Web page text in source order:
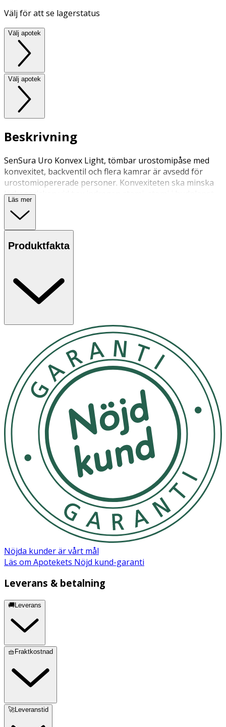
Välj för att se lagerstatus
Välj apotek
Välj apotek
Beskrivning
SenSura Uro Konvex Light, tömbar urostomipåse med
konvexitet, backventil och flera kamrar är avsedd för
urostomiopererade personer. Konvexiteten ska minska
läckagerisken vid t.ex indragen stomi, stomi i hudplanet
eller ojämnheter i huden.
Läs mer
Produktfakta
Nöjda kunder är vårt mål
Läs om Apotekets Nöjd kund-garanti
Leverans & betalning
🚚Leverans
🧺Fraktkostnad
🚀Leveranstid